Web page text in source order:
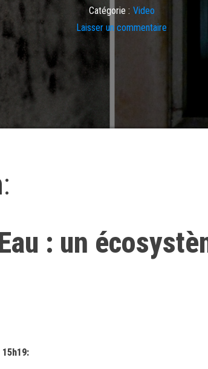
Catégorie : Video
Laisser un commentaire
: un